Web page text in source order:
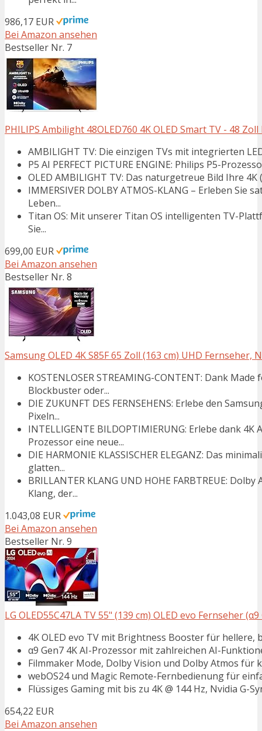
986,17 EUR
Bei Amazon ansehen
Bestseller Nr. 7
PHILIPS Ambilight 48OLED760 4K OLED Smart TV - 48
AMBILIGHT TV: Die einzigen TVs mit integrierten
P5 AI PERFECT PICTURE ENGINE: Philips P5-
OLED AMBILIGHT TV: Das naturgetreue Bild Ihre
IMMERSIVER DOLBY ATMOS-KLANG – Erleben
Leben...
Titan OS: Mit unserer Titan OS intelligenten TV-
Sie...
699,00 EUR
Bei Amazon ansehen
Bestseller Nr. 8
Samsung OLED 4K S85F 65 Zoll (163 cm) UHD Fernseher,
KOSTENLOSER STREAMING-CONTENT: Dank
Blockbuster oder...
DIE ZUKUNFT DES FERNSEHENS: Erlebe den
Pixeln...
INTELLIGENTE BILDOPTIMIERUNG: Erlebe dank
Prozessor eine neue...
DIE HARMONIE KLASSISCHER ELEGANZ: Das
glatten...
BRILLANTER KLANG UND HOHE FARBTREUE:
Klang, der...
1.043,08 EUR
Bei Amazon ansehen
Bestseller Nr. 9
LG OLED55C47LA TV 55" (139 cm) OLED evo Fernseher
4K OLED evo TV mit Brightness Booster für
α9 Gen7 4K AI-Prozessor mit zahlreichen AI-
Filmmaker Mode, Dolby Vision und Dolby Atmos für
webOS24 und Magic Remote-Fernbedienung für
Flüssiges Gaming mit bis zu 4K @ 144 Hz, Nvidia G-
654,22 EUR
Bei Amazon ansehen